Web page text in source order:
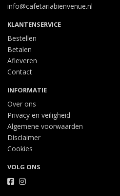
info@cafetariabienvenue.nl
KLANTENSERVICE
Bestellen
Betalen
Afleveren
Contact
INFORMATIE
Over ons
Privacy en veiligheid
Algemene voorwaarden
Disclaimer
Cookies
VOLG ONS